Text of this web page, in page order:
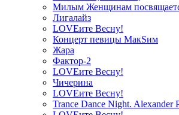
Милым Женщинам
Лигалайз
LOVEите Весну!
Концерт певицы МакSим
Жара
Фактор-2
LOVEите Весну!
Чичерина
LOVEите Весну!
Trance Dance Night. Alexander